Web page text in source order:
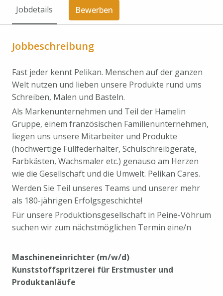
Jobdetails Bewerben
Jobbeschreibung
Fast jeder kennt Pelikan. Menschen auf der ganzen
Welt nutzen und lieben unsere Produkte rund ums
Schreiben, Malen und Basteln.
Als Markenunternehmen und Teil der Hamelin
Gruppe, einem französischen Familienunternehmen,
liegen uns unsere Mitarbeiter und Produkte
(hochwertige Füllfederhalter, Schulschreibgeräte,
Farbkästen, Wachsmaler etc.) genauso am Herzen
wie die Gesellschaft und die Umwelt. Pelikan Cares.
Werden Sie Teil unseres Teams und unserer mehr
als 180-jährigen Erfolgsgeschichte!
Für unsere Produktionsgesellschaft in Peine-Vöhrum
suchen wir zum nächstmöglichen Termin eine/n
Maschineneinrichter (m/w/d)
Kunststoffspritzerei für Erstmuster und
Produktanläufe